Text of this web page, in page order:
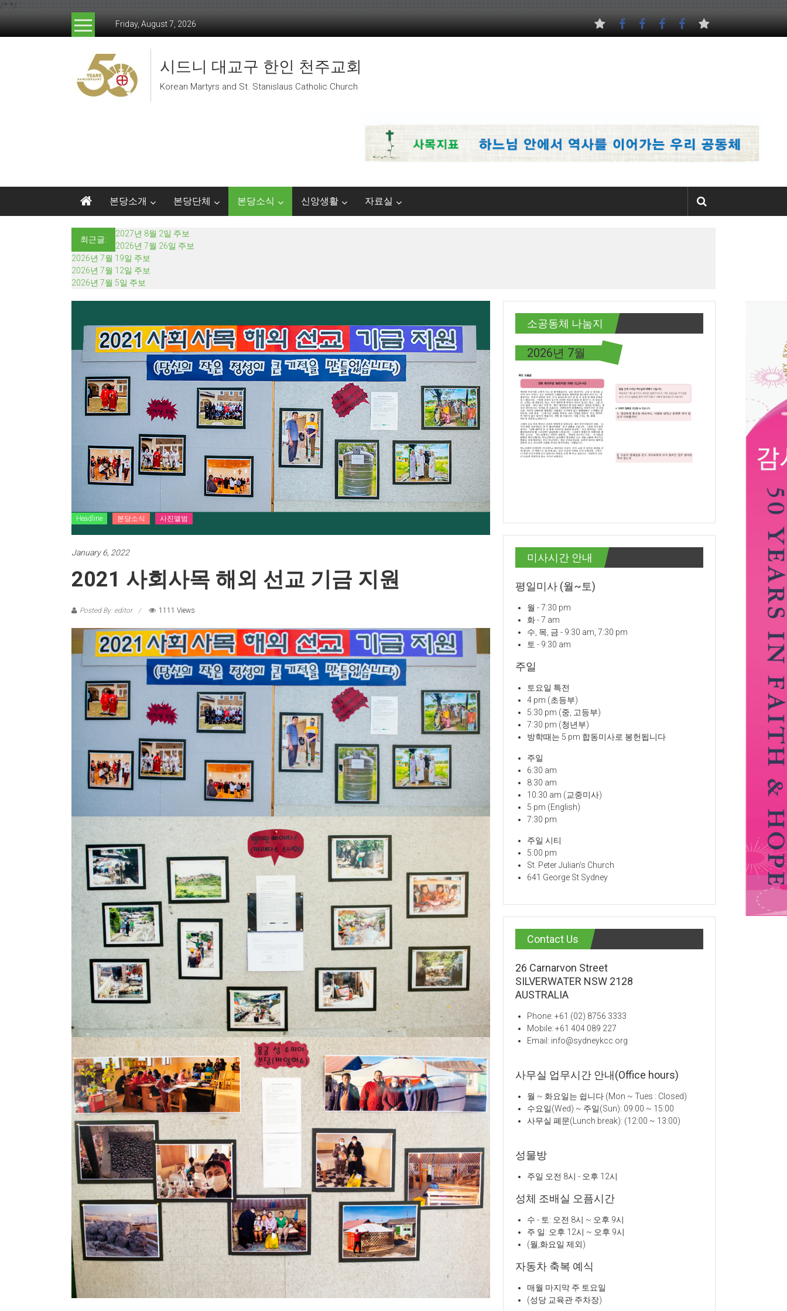
/* */
Friday, August 7, 2026
시드니 대교구 한인 천주교회
Korean Martyrs and St. Stanislaus Catholic Church
본당소개 본당단체 본당소식 신앙생활 자료실
최근글:
2027년 8월 2일 주보
2026년 7월 26일 주보
2026년 7월 19일 주보
2026년 7월 12일 주보
2026년 7월 5일 주보
Headline 본당소식 사진앨범
January 6, 2022
2021 사회사목 해외 선교 기금 지원
Posted By: editor 1111 Views
소공동체 나눔지
2026년 7월
미사시간 안내
평일미사 (월~토)
월 - 7:30 pm
화 - 7 am
수, 목, 금 - 9:30 am, 7:30 pm
토 - 9:30 am
주일
토요일 특전
4 pm (초등부)
5:30 pm (중, 고등부)
7:30 pm (청년부)
방학때는 5 pm 합동미사로 봉헌됩니다
주일
6:30 am
8:30 am
10:30 am (교중미사)
5 pm (English)
7:30 pm
주일 시티
5:00 pm
St. Peter Julian's Church
641 George St Sydney
Contact Us
26 Carnarvon Street
SILVERWATER NSW 2128
AUSTRALIA
Phone: +61 (02) 8756 3333
Mobile: +61 404 089 227
Email: info@sydneykcc.org
사무실 업무시간 안내(Office hours)
월 ~ 화요일는 쉽니다 (Mon ~ Tues : Closed)
수요일(Wed) ~ 주일(Sun): 09:00 ~ 15:00
사무실 폐문(Lunch break): (12:00 ~ 13:00)
성물방
주일 오전 8시 - 오후 12시
성체 조배실 오픔시간
수 - 토: 오전 8시 ~ 오후 9시
주 일: 오후 12시 ~ 오후 9시
(월,화요일 제외)
자동차 축복 예식
매월 마지막 주 토요일
(성당 교육관 주차장)